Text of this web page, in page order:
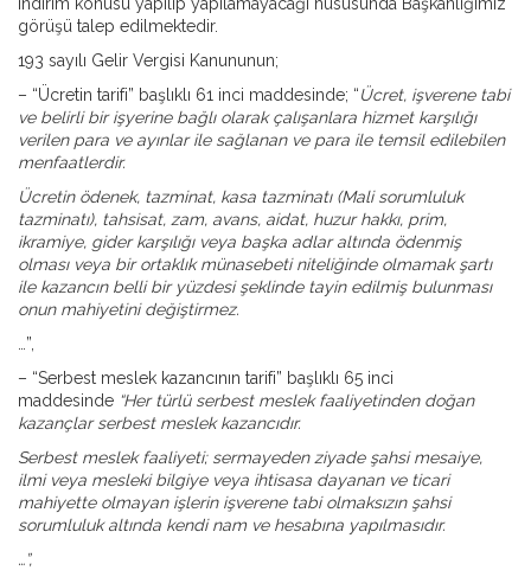
görüşü talep edilmektedir.
193 sayılı Gelir Vergisi Kanununun;
– “Ücretin tarifi” başlıklı 61 inci maddesinde; “Ücret, işverene tabi
ve belirli bir işyerine bağlı olarak çalışanlara hizmet karşılığı
verilen para ve ayınlar ile sağlanan ve para ile temsil edilebilen
menfaatlerdir.
Ücretin ödenek, tazminat, kasa tazminatı (Mali sorumluluk
tazminatı), tahsisat, zam, avans, aidat, huzur hakkı, prim,
ikramiye, gider karşılığı veya başka adlar altında ödenmiş
olması veya bir ortaklık münasebeti niteliğinde olmamak şartı
ile kazancın belli bir yüzdesi şeklinde tayin edilmiş bulunması
onun mahiyetini değiştirmez.
…”,
– “Serbest meslek kazancının tarifi” başlıklı 65 inci
maddesinde “Her türlü serbest meslek faaliyetinden doğan
kazançlar serbest meslek kazancıdır.
Serbest meslek faaliyeti; sermayeden ziyade şahsi mesaiye,
ilmi veya mesleki bilgiye veya ihtisasa dayanan ve ticari
mahiyette olmayan işlerin işverene tabi olmaksızın şahsi
sorumluluk altında kendi nam ve hesabına yapılmasıdır.
…”,